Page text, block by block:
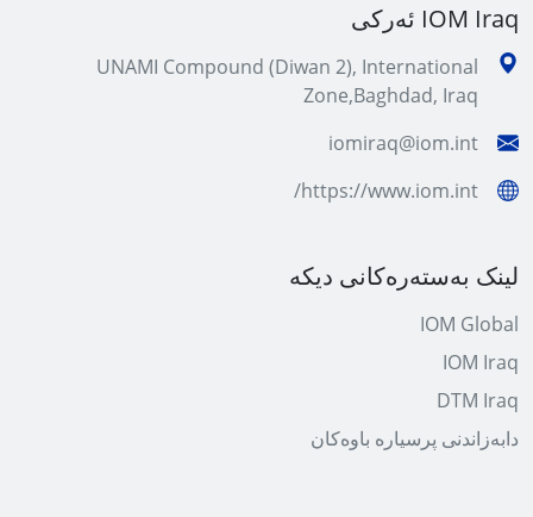
IOM Iraq ئەرکی
UNAMI Compound (Diwan 2), International
Zone,Baghdad, Iraq
iomiraq@iom.int
https://www.iom.int/
لینک بەستەرەکانی دیکە
IOM Global
IOM Iraq
DTM Iraq
دابەزاندنی پرسیارە باوەکان